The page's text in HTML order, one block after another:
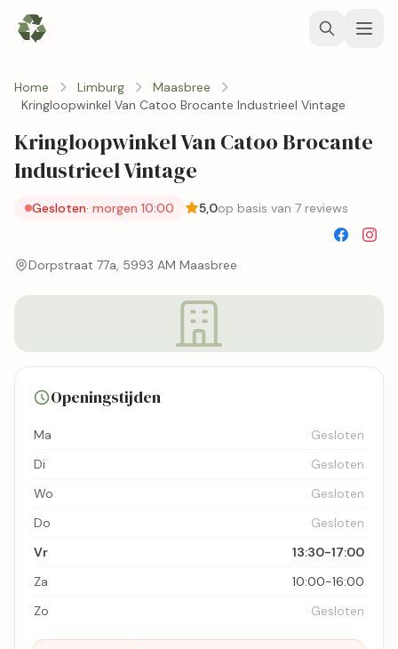
Home Limburg
Maasbree
Kringloopwinkel Van Catoo Brocante Industrieel Vintage
Kringloopwinkel Van Catoo Brocante
Industrieel Vintage
Gesloten· morgen 10:00 5,0op basis van 7 reviews
Dorpstraat 77a, 5993 AM Maasbree
Openingstijden
Ma
Gesloten
Di
Gesloten
Wo
Gesloten
Do
Gesloten
Vr
13:30-17:00
Za
10:00-16:00
Zo
Gesloten